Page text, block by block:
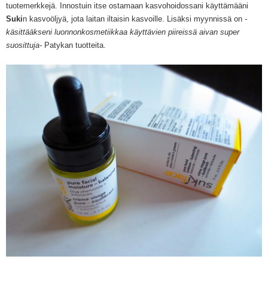
tuotemerkkejä. Innostuin itse ostamaan kasvohoidossani käyttämääni
Sukin kasvoöljyä, jota laitan iltaisin kasvoille. Lisäksi myynnissä on -
käsittääkseni luonnonkosmetiikkaa käyttävien piireissä aivan super
suosittuja- Patykan tuotteita.